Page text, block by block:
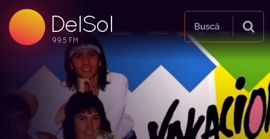
DelSol
99.5 FM
99.5 FM
99.5 FM
Buscá